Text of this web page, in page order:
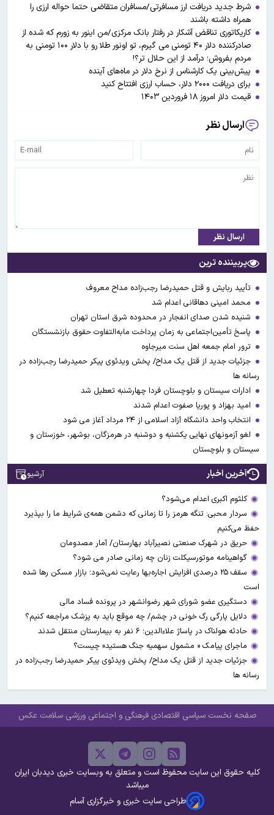
شرط جدید دریافت ارز مسافرتی/مسافران متقاضی حتما حواله ارزی را
همراه داشته باشند
کاریکاتوری تناقض آشکار در رفتار بانک مرکزی/من اینور به زورم که شده از
صادرکننده دلار ۴۰ تومنی می گیرم، تو اونور طلا رو با دلار ۱۰۰ تومنی به
مردم بفروش؛ درآمد از این حلال تر؟!
پیش‌بینی یک کارشناس از نرخ دلار در ماه‌های آینده
برای دریافت ۲۰۰۰ دلار، حساب ارزی افتتاح کنید
قیمت دلار امروز ۱۸ فروردین ۱۴۰۳
ارسال نظر
ارسال نظر
پربیننده ترین
تأیید ربایش و قتل حمیدرضا رجب‌زاده مداح معروف
محمد امینی دهاقانی اعدام شد
شنیده شدن صدای انفجار در محدوده شرق استان تهران
پاسخ تأمین‌اجتماعی به زمان پرداخت مابه‌التفاوت حقوق بازنشستگان
ترور امام جمعه اهل سنت میرجاوه
جزئیات جدید از قتل یک مداح/ پخش ویدئوی پیکر حمیدرضا رجب‌زاده در
رسانه ها
ادارات سیستان و بلوچستان فردا چهارشنبه تعطیل شد
امید بهزاد و پوریا صفوت اعدام شدند
انتخاب واحد دانشگاه آزاد اسلامی از ۲۴ مرداد آغاز می شود
لغو آزمونهای نهایی یکشنبه و دوشنبه در هرمزگان، بوشهر، خوزستان و
سیستان و بلوچستان
آخرین اخبار آرشیو
کلثوم اکبری اعدام می‌شود؟
سردار محبی: تنگه هرمز را تا زمانی که دشمن همه‌ی شرایط ما را بپذیرد
حفظ می‌کنیم
حریق در شهرک صنعتی نصیرآباد بهارستان/ آمار مصدومان
گواهینامه موتورسیکلت زنان چه زمانی صادر می شود؟
سقف ۲۵ درصدی افزایش اجاره‌بها رعایت نمی‌شود؛ بازار مسکن رها شده
است
دستگیری عضو شورای شهر رضوانشهر در پرونده فساد مالی
دلایل پارگی رگ خونی در چشم/ چه موقع باید به پزشک مراجعه کنیم؟
حادثه هولناک در پاساژ علاءالدین؛ ۶ نفر به بیمارستان منتقل شدند
ماجرای پیامک « مشمول سهمیه جنگ هستید» چیست؟
جزئیات جدید از قتل یک مداح/ پخش ویدئوی پیکر حمیدرضا رجب‌زاده در
رسانه ها
صفحه نخست سیاسی اقتصادی فرهنگی و اجتماعی ورزشی سلامت عکس
کلیه حقوق این سایت محفوظ است و متعلق به وبسایت خبری دیدبان ایران
میباشد
طراحی سایت خبری و خبرگزاری آسام